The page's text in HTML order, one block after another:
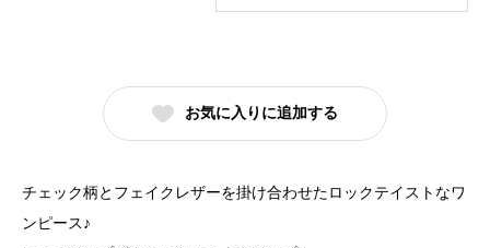
お気に入りに追加する
チェック柄とフェイクレザーを掛け合わせたロックテイストなワ
ンピース♪